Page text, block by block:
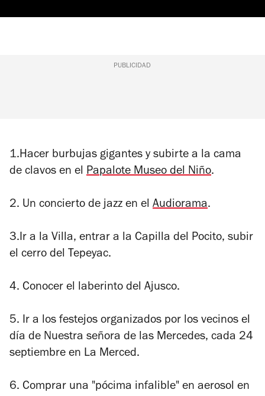
PUBLICIDAD
1.Hacer burbujas gigantes y subirte a la cama
de clavos en el Papalote Museo del Niño.
2. Un concierto de jazz en el Audiorama.
3.Ir a la Villa, entrar a la Capilla del Pocito, subir
el cerro del Tepeyac.
4. Conocer el laberinto del Ajusco.
5. Ir a los festejos organizados por los vecinos el
día de Nuestra señora de las Mercedes, cada 24
septiembre en La Merced.
6. Comprar una "pócima infalible" en aerosol en